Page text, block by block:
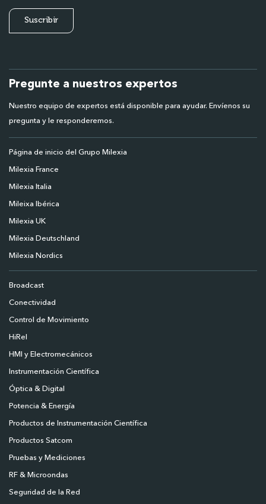
Pregunte a nuestros expertos
Nuestro equipo de expertos está disponible para ayudar. Envíenos su
pregunta y le responderemos.
Página de inicio del Grupo Milexia
Milexia France
Milexia Italia
Mileixa Ibérica
Milexia UK
Milexia Deutschland
Milexia Nordics
Broadcast
Conectividad
Control de Movimiento
HiRel
HMI y Electromecánicos
Instrumentación Científica
Óptica & Digital
Potencia & Energía
Productos de Instrumentación Científica
Productos Satcom
Pruebas y Mediciones
RF & Microondas
Seguridad de la Red